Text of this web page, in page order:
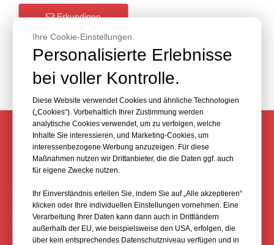
Erkundigen
KONTAKTIEREN SIE IHRE PLINEASY-
LASERNIVEL-EXPERTEN
Wir helfen Ihnen, die Fallstricke zu vermeiden, um die
Qualität und den Wert zu liefern, die Sie für Lasernivellierer
benötigen, pünktlich und im Rahmen des Budgets.
Ihre Cookie-Einstellungen.
Personalisierte Erlebnisse
bei voller Kontrolle.
Diese Website verwendet Cookies und ähnliche Technologien
(„Cookies“). Vorbehaltlich Ihrer Zustimmung werden
analytische Cookies verwendet, um zu verfolgen, welche
Inhalte Sie interessieren, und Marketing-Cookies, um
interessenbezogene Werbung anzuzeigen. Für diese
Maßnahmen nutzen wir Drittanbieter, die die Daten ggf. auch
für eigene Zwecke nutzen.
Ihr Einverständnis erteilen Sie, indem Sie auf „Alle akzeptieren“
klicken oder Ihre individuellen Einstellungen vornehmen. Eine
Verarbeitung Ihrer Daten kann dann auch in Drittländern
außerhalb der EU, wie beispielsweise den USA, erfolgen, die
über kein entsprechendes Datenschutzniveau verfügen und in